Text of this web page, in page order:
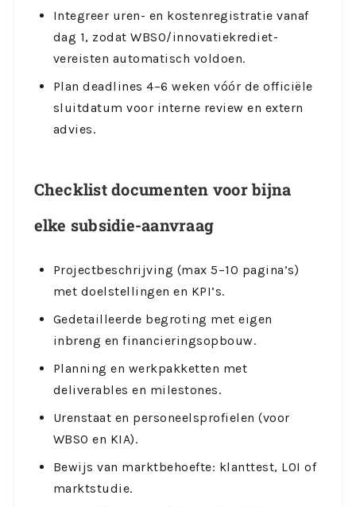
Integreer uren- en kostenregistratie vanaf
dag 1, zodat WBSO/innovatiekrediet-
vereisten automatisch voldoen.
Plan deadlines 4–6 weken vóór de officiële
sluitdatum voor interne review en extern
advies.
Checklist documenten voor bijna
elke subsidie-aanvraag
Projectbeschrijving (max 5–10 pagina’s)
met doelstellingen en KPI’s.
Gedetailleerde begroting met eigen
inbreng en financieringsopbouw.
Planning en werkpakketten met
deliverables en milestones.
Urenstaat en personeelsprofielen (voor
WBSO en KIA).
Bewijs van marktbehoefte: klanttest, LOI of
marktstudie.